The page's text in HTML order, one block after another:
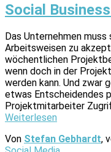
Social
Das Unternehmen
Arbeitsweisen zu
wöchentlichen
wenn doch in der
werden kann. Und zwar
etwas Entscheidendes
Projektmitarbeiter
Weiterlesen
Von Stefan Gebhardt,